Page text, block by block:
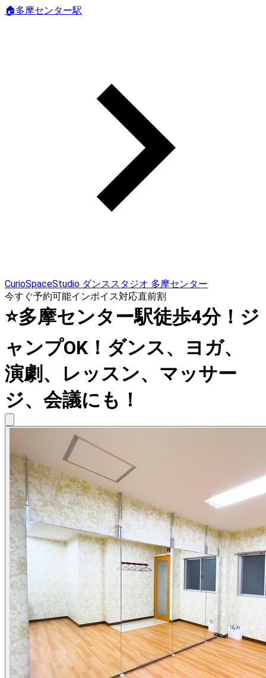
🏠多摩センター駅
CurioSpaceStudio ダンススタジオ 多摩センター
今すぐ予約可能インボイス対応直前割
⭐多摩センター駅徒歩4分！ジ
ャンプOK！ダンス、ヨガ、
演劇、レッスン、マッサー
ジ、会議にも！